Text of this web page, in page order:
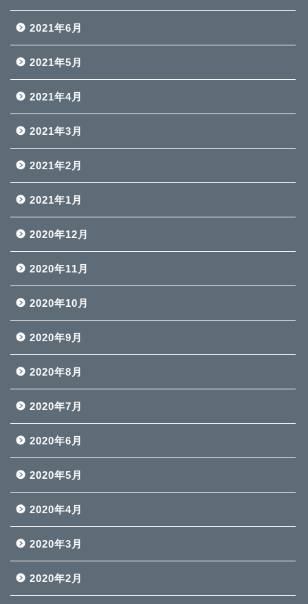
2021年6月
2021年5月
2021年4月
2021年3月
2021年2月
2021年1月
2020年12月
2020年11月
2020年10月
2020年9月
2020年8月
2020年7月
2020年6月
2020年5月
2020年4月
2020年3月
2020年2月